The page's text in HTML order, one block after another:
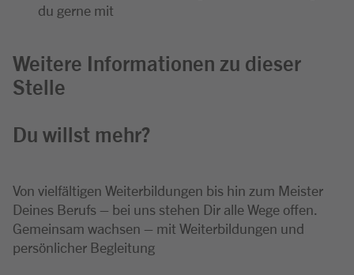
du gerne mit
Weitere Informationen zu dieser
Stelle
Du willst mehr?
Von vielfältigen Weiterbildungen bis hin zum Meister
Deines Berufs – bei uns stehen Dir alle Wege offen.
Gemeinsam wachsen – mit Weiterbildungen und
persönlicher Begleitung